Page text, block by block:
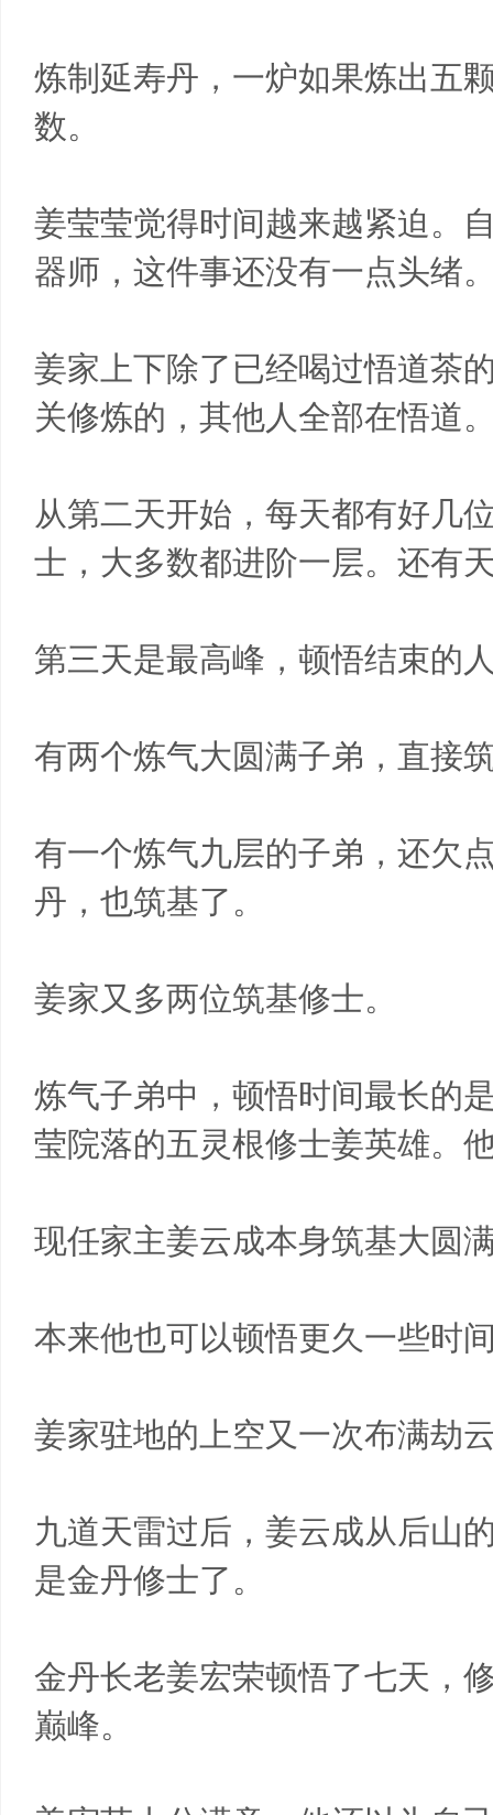
炼制延寿丹，一炉如果炼出五
数。
姜莹莹觉得时间越来越紧迫。
器师，这件事还没有一点头绪
姜家上下除了已经喝过悟道茶
关修炼的，其他人全部在悟道
从第二天开始，每天都有好几
士，大多数都进阶一层。还有
第三天是最高峰，顿悟结束的
有两个炼气大圆满子弟，直接
有一个炼气九层的子弟，还欠
丹，也筑基了。
姜家又多两位筑基修士。
炼气子弟中，顿悟时间最长的
莹院落的五灵根修士姜英雄。
现任家主姜云成本身筑基大圆
本来他也可以顿悟更久一些时
姜家驻地的上空又一次布满劫
九道天雷过后，姜云成从后山
是金丹修士了。
金丹长老姜宏荣顿悟了七天，
巅峰。